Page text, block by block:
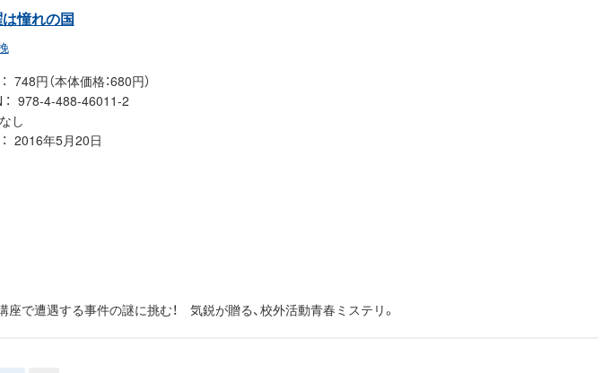
憧れの国
748円（本体価格：680円）
978-4-488-46011-2
し
2016年5月20日
で遭遇する事件の謎に挑む！ 気鋭が贈る、校外活動青春ミステリ。